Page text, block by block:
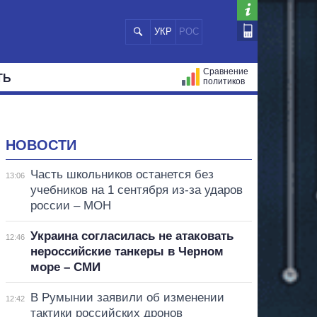
УКР РОС
Сравнение
политиков
НОВОСТИ
13:06
Часть школьников останется без
учебников на 1 сентября из-за ударов
россии – МОН
12:46
Украина согласилась не атаковать
нероссийские танкеры в Черном
море – СМИ
12:42
В Румынии заявили об изменении
тактики российских дронов